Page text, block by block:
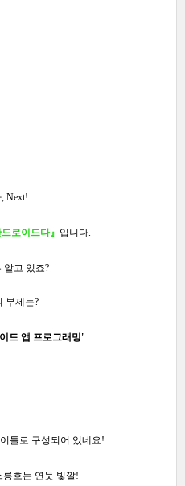
Next!
로이드다』 입니다.
알고 있죠?
부제는?
드 앱 프로그래밍'
틀로 구성되어 있네요!
릉흐는 연둣 빛깔!